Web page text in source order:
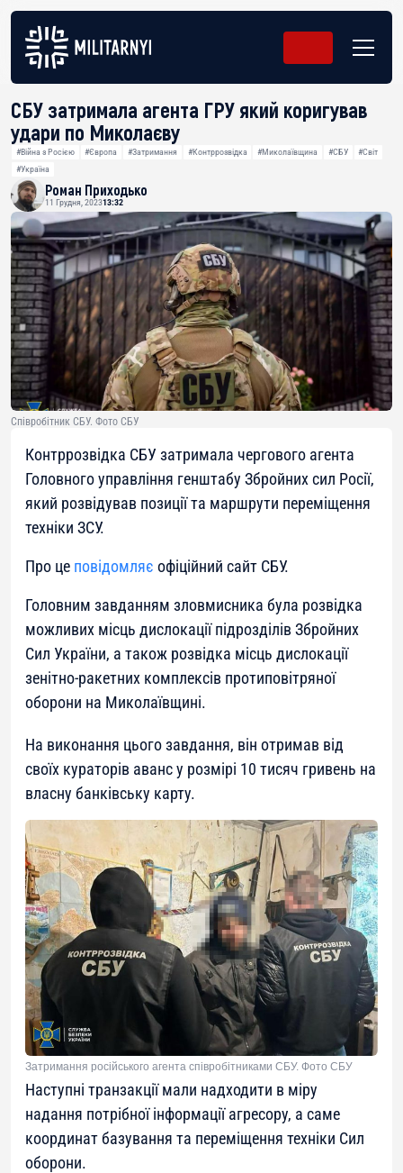
СБУ затримала агента ГРУ який коригував
удари по Миколаєву
#Війна з Росією #Європа #Затримання #Контррозвідка #Миколаївщина #СБУ
#Світ
#Україна
Роман Приходько
11 Грудня, 202313:32
Співробітник СБУ. Фото СБУ
Контррозвідка СБУ затримала чергового агента
Головного управління генштабу Збройних сил Росії,
який розвідував позиції та маршрути переміщення
техніки ЗСУ.
Про це повідомляє офіційний сайт СБУ.
Головним завданням зловмисника була розвідка
можливих місць дислокації підрозділів Збройних
Сил України, а також розвідка місць дислокації
зенітно-ракетних комплексів протиповітряної
оборони на Миколаївщині.
На виконання цього завдання, він отримав від
своїх кураторів аванс у розмірі 10 тисяч гривень на
власну банківську карту.
Затримання російського агента співробітниками СБУ. Фото СБУ
Наступні транзакції мали надходити в міру
надання потрібної інформації агресору, а саме
координат базування та переміщення техніки Сил
оборони.